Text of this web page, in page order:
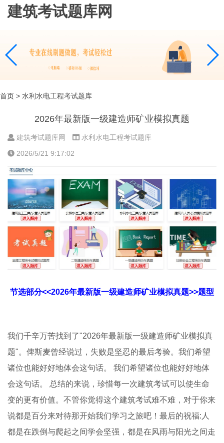
建筑考试题库网
首页 > 水利水电工程考试题库
2026年最新版一级建造师矿业模拟真题
建筑考试题库网
水利水电工程考试题库
2026/5/21 9:17:02
节选部分<<2026年最新版一级建造师矿业模拟真题>>题型
我们千辛万苦找到了"2026年最新版一级建造师矿业模拟真
题"。俾斯麦曾经说过，失败是坚忍的最后考验。我们希望
诸位也能好好地体会这句话。 我们希望诸位也能好好地体
会这句话。 总结的来说，珍惜每一次建筑考试可以使生命
变的更有价值。不管你觉得这个建筑考试难不难，对于你来
说都是百分来对待那开始我们学习之旅吧！最后的祝福:人
都是在跌倒与爬起之间学会坚强，都是在风雨与阳光之间走